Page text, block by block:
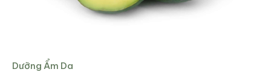
Dưỡng Ẩm Da